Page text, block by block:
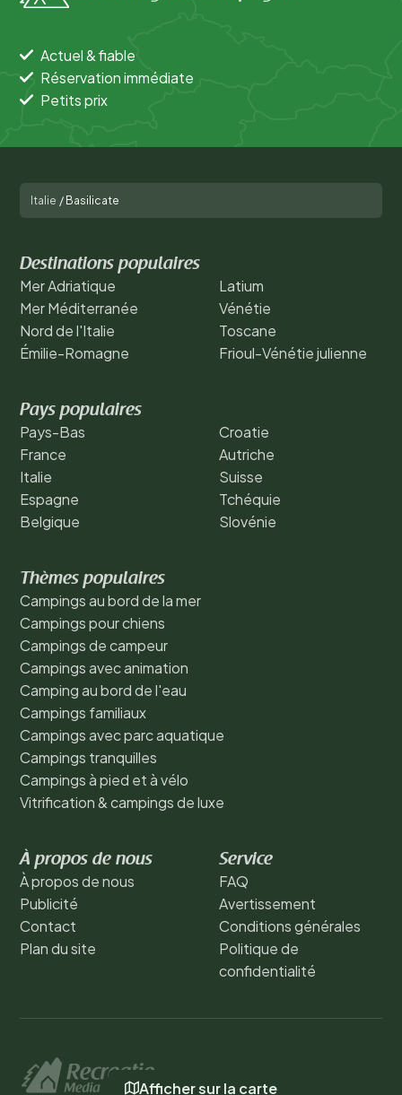
Afficher sur la carte
Actuel & fiable
Réservation immédiate
Petits prix
Italie / Basilicate
Destinations populaires
Mer Adriatique
Mer Méditerranée
Nord de l'Italie
Émilie-Romagne
Latium
Vénétie
Toscane
Frioul-Vénétie julienne
Pays populaires
Pays-Bas
France
Italie
Espagne
Belgique
Croatie
Autriche
Suisse
Tchéquie
Slovénie
Thèmes populaires
Campings au bord de la mer
Campings pour chiens
Campings de campeur
Campings avec animation
Camping au bord de l'eau
Campings familiaux
Campings avec parc aquatique
Campings tranquilles
Campings à pied et à vélo
Vitrification & campings de luxe
À propos de nous
À propos de nous
Publicité
Contact
Plan du site
Service
FAQ
Avertissement
Conditions générales
Politique de
confidentialité